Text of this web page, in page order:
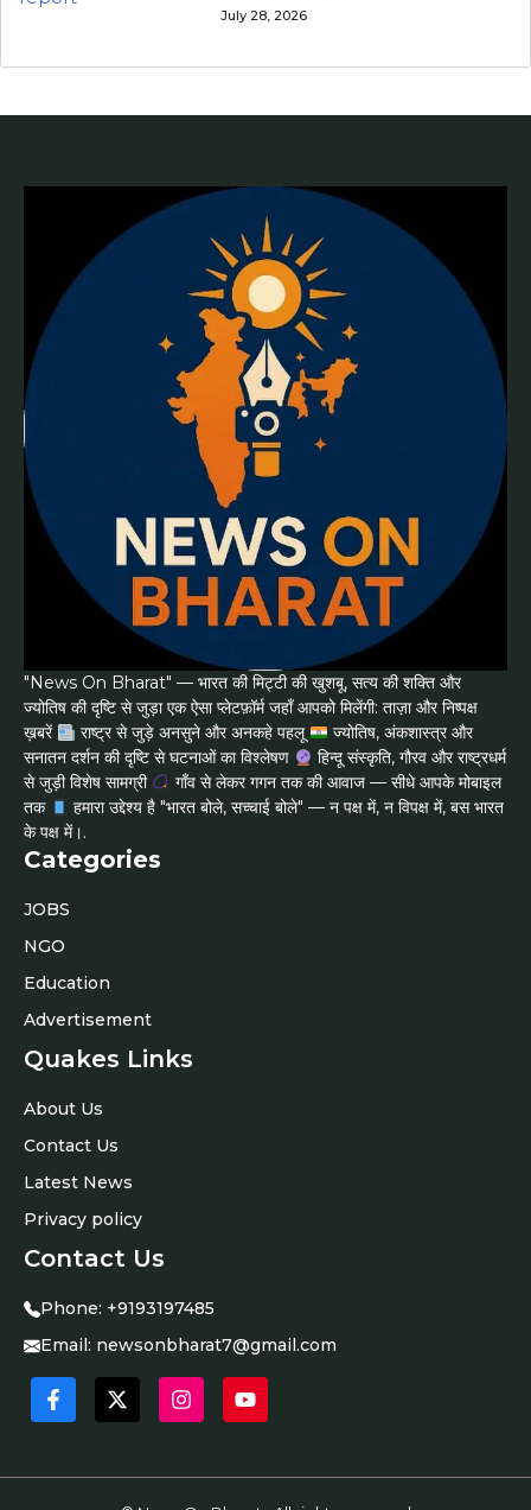
July 28, 2026
"News On Bharat" — भारत की मिट्टी की खुशबू, सत्य की शक्ति और
ज्योतिष की दृष्टि से जुड़ा एक ऐसा प्लेटफ़ॉर्म जहाँ आपको मिलेंगी: ताज़ा और निष्पक्ष
ख़बरें
राष्ट्र से जुड़े अनसुने और अनकहे पहलू
ज्योतिष, अंकशास्त्र और
सनातन दर्शन की दृष्टि से घटनाओं का विश्लेषण
हिन्दू संस्कृति, गौरव और राष्ट्रधर्म
से जुड़ी विशेष सामग्री
गाँव से लेकर गगन तक की आवाज — सीधे आपके मोबाइल
तक
हमारा उद्देश्य है "भारत बोले, सच्चाई बोले" — न पक्ष में, न विपक्ष में, बस भारत
के पक्ष में।.
Categories
JOBS
NGO
Education
Advertisement
Quakes Links
About Us
Contact Us
Latest News
Privacy policy
Contact Us
Phone: +9193197485
Email: newsonbharat7@gmail.com